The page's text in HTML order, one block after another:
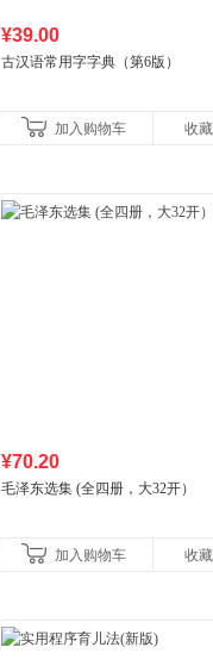
¥39.00
古汉语常用字字典（第6版）
加入购物车 收藏
¥70.20
毛泽东选集 (全四册，大32开）
加入购物车 收藏